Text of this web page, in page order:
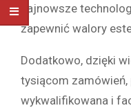
najnowsze
zapewnić walory
Dodatkowo, dzięki
tysiącom zamówień,
wykwalifikowana i